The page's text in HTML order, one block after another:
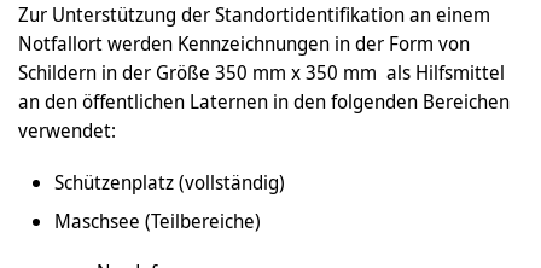
Zur Unterstützung der Standortidentifikation an einem
Notfallort werden Kennzeichnungen in der Form von
Schildern in der Größe 350 mm x 350 mm als Hilfsmittel
an den öffentlichen Laternen in den folgenden Bereichen
verwendet:
Schützenplatz (vollständig)
Maschsee (Teilbereiche)